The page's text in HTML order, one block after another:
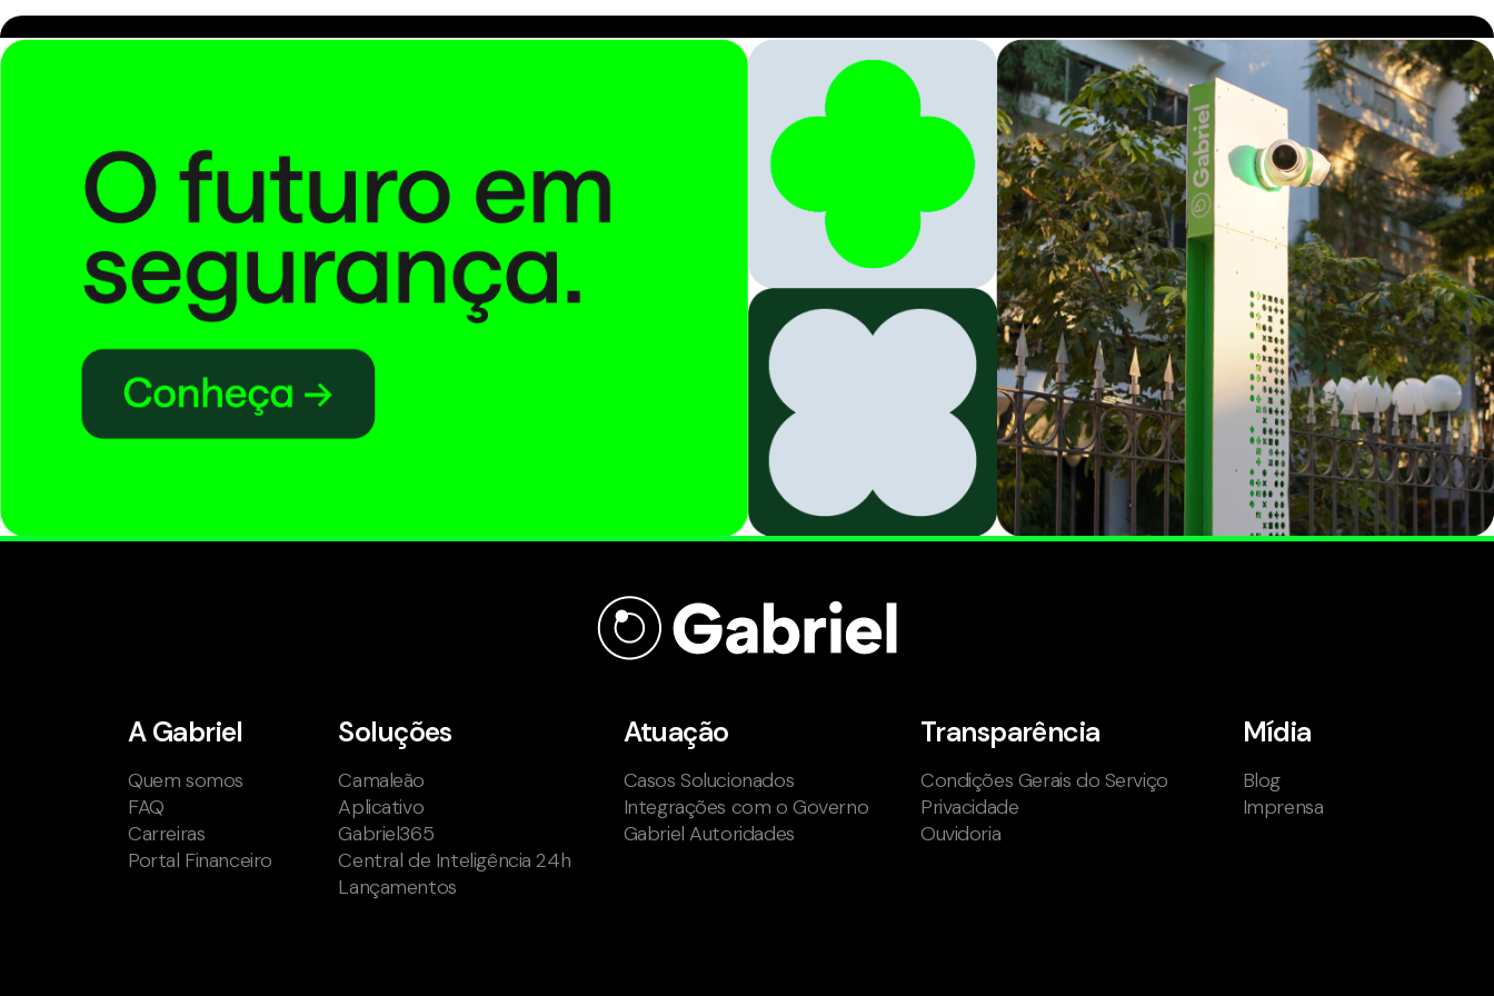
A Gabriel
Quem somos
FAQ
Carreiras
Portal Financeiro
Soluções
Camaleão
Aplicativo
Gabriel365
Central de Inteligência 24h
Lançamentos
Atuação
Casos Solucionados
Integrações com o Governo
Gabriel Autoridades
Transparência
Condições Gerais do Serviço
Privacidade
Ouvidoria
Mídia
Blog
Imprensa